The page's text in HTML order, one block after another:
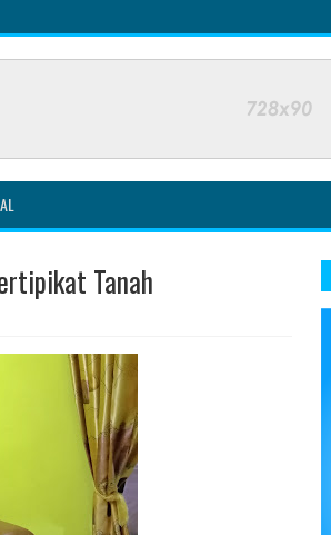
Tanah